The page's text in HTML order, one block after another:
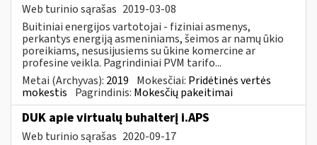
Web turinio sąrašas 2019-03-08
Buitiniai energijos vartotojai - fiziniai asmenys,
perkantys energiją asmeniniams, šeimos ar namų ūkio
poreikiams, nesusijusiems su ūkine komercine ar
profesine veikla. Pagrindiniai PVM tarifo...
Metai (Archyvas): 2019 Mokesčiai: Pridėtinės vertės
mokestis Pagrindinis: Mokesčių pakeitimai
DUK apie virtualų buhalterį i.APS
Web turinio sąrašas 2020-09-17